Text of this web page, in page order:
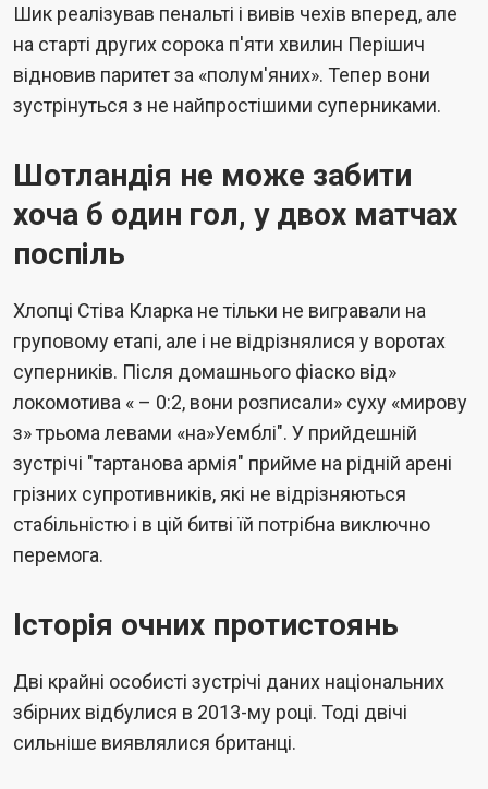
Шик реалізував пенальті і вивів чехів вперед, але
на старті других сорока п'яти хвилин Перішич
відновив паритет за «полум'яних». Тепер вони
зустрінуться з не найпростішими суперниками.
Шотландія не може забити
хоча б один гол, у двох матчах
поспіль
Хлопці Стіва Кларка не тільки не вигравали на
груповому етапі, але і не відрізнялися у воротах
суперників. Після домашнього фіаско від»
локомотива « – 0:2, вони розписали» суху «мирову
з» трьома левами «на»Уемблі". У прийдешній
зустрічі "тартанова армія" прийме на рідній арені
грізних супротивників, які не відрізняються
стабільністю і в цій битві їй потрібна виключно
перемога.
Історія очних протистоянь
Дві крайні особисті зустрічі даних національних
збірних відбулися в 2013-му році. Тоді двічі
сильніше виявлялися британці.